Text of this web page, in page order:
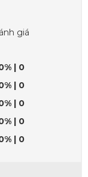
giá
| 0
| 0
| 0
| 0
| 0